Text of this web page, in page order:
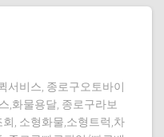
서비스, 종로구오토바이
,화물용달, 종로구라보
, 소형화물,소형트럭,차